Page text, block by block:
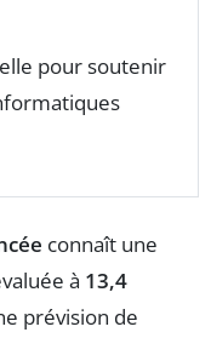
pour soutenir
connaît une
à 13,4
prévision de